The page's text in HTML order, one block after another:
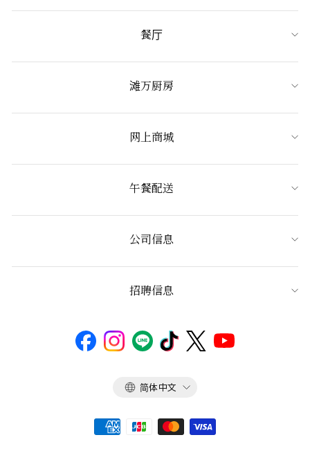
餐厅
滩万厨房
网上商城
午餐配送
公司信息
招聘信息
语
简体中文